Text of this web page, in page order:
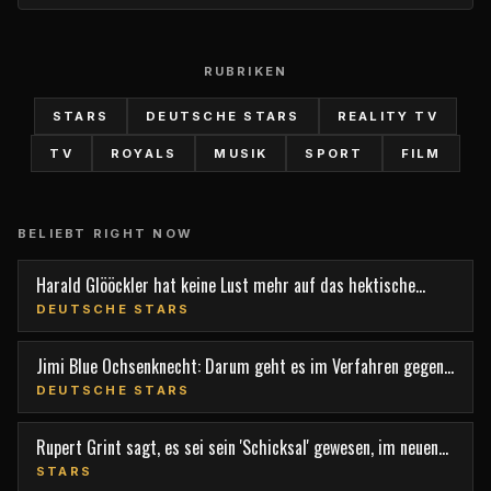
RUBRIKEN
STARS DEUTSCHE STARS REALITY TV
TV ROYALS MUSIK SPORT FILM
BELIEBT RIGHT NOW
Harald Glööckler hat keine Lust mehr auf das hektische
Berlin
DEUTSCHE STARS
Jimi Blue Ochsenknecht: Darum geht es im Verfahren gegen
den TV-Star
DEUTSCHE STARS
Rupert Grint sagt, es sei sein 'Schicksal' gewesen, im neuen
Film 'Nightborn' mitzuspielen
STARS